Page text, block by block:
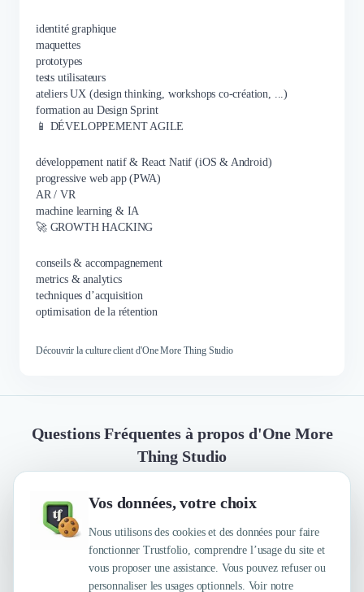
Vos données, votre choix
Nous utilisons des cookies et des données pour faire
fonctionner Trustfolio, comprendre l’usage du site et
vous proposer une assistance. Vous pouvez refuser ou
personnaliser les usages optionnels. Voir notre
identité graphique
maquettes
prototypes
tests utilisateurs
ateliers UX (design thinking, workshops co-création, ...)
formation au Design Sprint
📱 DÉVELOPPEMENT AGILE
développement natif & React Natif (iOS & Android)
progressive web app (PWA)
AR / VR
machine learning & IA
🚀 GROWTH HACKING
conseils & accompagnement
metrics & analytics
techniques d’acquisition
optimisation de la rétention
Découvrir la culture client d'One More Thing Studio
Questions Fréquentes à propos d'One More
Thing Studio
Quelles sont les principales qualités que leur
reconnaissent leurs clients ?
Trustfolio a authentifié les feedbacks suivants : Pros,